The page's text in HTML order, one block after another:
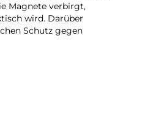
Magnete verbirgt,
wird. Darüber
Schutz gegen